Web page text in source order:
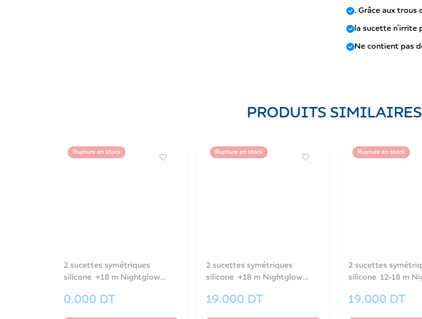
. Grâce aux trous
la sucette n'irrite
Ne contient pas
PRODUITS SIMILAIRES
Rupture en stock
2 sucettes symétriques
silicone +18 m Nightglow
0.000 DT
Rupture en stock
2 sucettes symétriques
silicone +18 m Nightglow
19.000 DT
Rupture en stock
2 sucettes
silicone 12-18 m
19.000 DT